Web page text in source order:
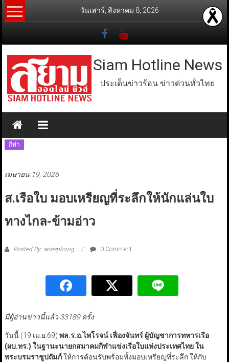
Skip
to
วันเสาร์, สิงหาคม 8, 2026
Siam Hotline News
ประเด็นข่าวร้อน ข่าวด่วนทั่วไทย
กีฬา
เมษายน 19, 2026
ส.เรือใบ มอบเหรียญที่ระลึกให้นักแล่นใบ
ทางไกล-ข้ามอ่าว
Posted By: aneaphong 0 Comment
มีผู้อ่านข่าวนี้แล้ว 33189 ครั้ง
วันนี้ (19 เม.ย.69) พล.ร.อ.ไพโรจน์ เฟื่องจันทร์ ผู้บัญชาการทหารเรือ
(ผบ.ทร.) ในฐานะนายกสมาคมกีฬาแข่งเรือใบแห่งประเทศไทย ใน
พระบรมราชูปถัมภ์ให้การต้อนรับพร้อมทั้งมอบเหรียญที่ระลึก ให้กับ